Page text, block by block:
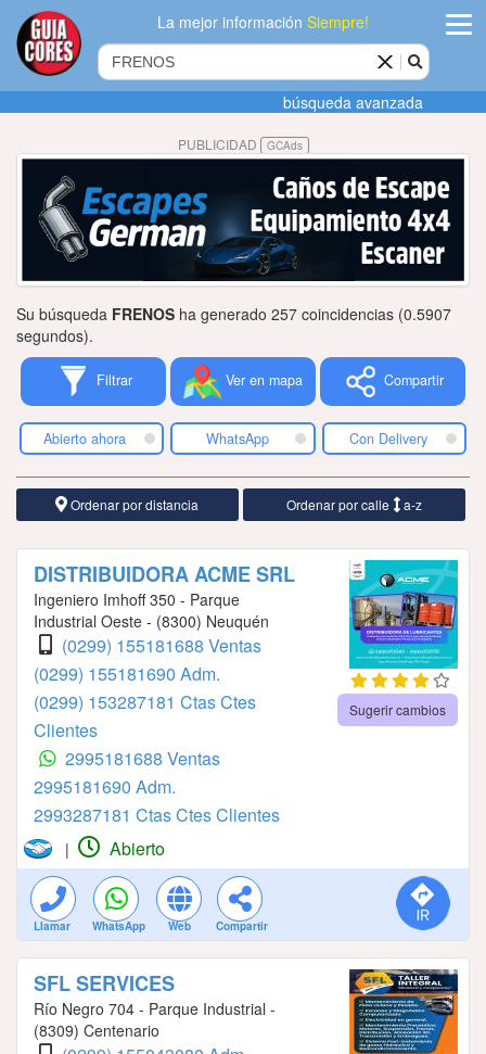
La mejor informaciónSiempre!
Agregar
empresa
Actualizar
Publicidad
Tiendacores
Contactenos
búsqueda avanzada
PUBLICIDAD GCAds
Su búsqueda FRENOS ha generado 257 coincidencias (0.5907
segundos).
Filtrar Ver en mapa Compartir
Abierto ahora WhatsApp Con Delivery
Ordenar por distancia Ordenar por calle a-z
DISTRIBUIDORA ACME SRL
Ingeniero Imhoff 350 - Parque
Industrial Oeste - (8300) Neuquén
(0299) 155181688 Ventas
(0299) 155181690 Adm.
(0299) 153287181 Ctas Ctes
Clientes
2995181688 Ventas
2995181690 Adm.
2993287181 Ctas Ctes Clientes
Sugerir cambios
| Abierto
Llamar WhatsApp Web Compartir
SFL SERVICES
Río Negro 704 - Parque Industrial -
(8309) Centenario